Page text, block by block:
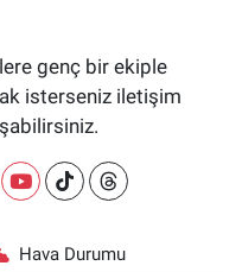
genç bir ekiple
isterseniz iletişim
Hava Durumu